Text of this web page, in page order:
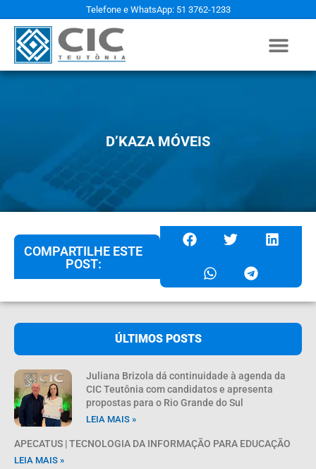
Telefone e WhatsApp: 51 3762-1233
D’KAZA MÓVEIS
COMPARTILHE ESTE
POST:
ÚLTIMOS POSTS
Juliana Brizola dá continuidade à agenda da
CIC Teutônia com candidatos e apresenta
propostas para o Rio Grande do Sul
LEIA MAIS »
APECATUS | TECNOLOGIA DA INFORMAÇÃO PARA EDUCAÇÃO
LEIA MAIS »